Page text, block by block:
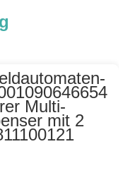
Multi-
mit 2